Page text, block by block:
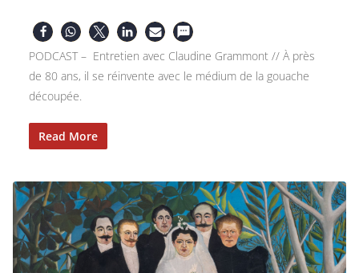
PODCAST – Entretien avec Claudine Grammont // À près
de 80 ans, il se réinvente avec le médium de la gouache
découpée.
Read More